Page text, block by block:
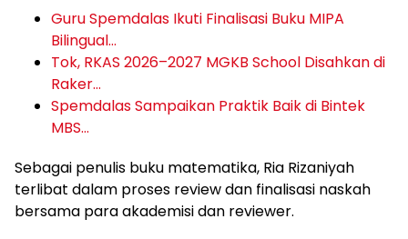
Guru Spemdalas Ikuti Finalisasi Buku MIPA
Bilingual…
Tok, RKAS 2026–2027 MGKB School Disahkan di
Raker…
Spemdalas Sampaikan Praktik Baik di Bintek
MBS…
Sebagai penulis buku matematika, Ria Rizaniyah
terlibat dalam proses review dan finalisasi naskah
bersama para akademisi dan reviewer.